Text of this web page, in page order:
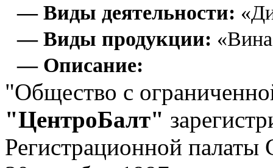
— Виды деятельности:
— Виды продукции:
— Описание:
"Общество с
"ЦентроБалт"
Регистрационной